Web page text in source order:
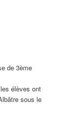
de 3ème
élèves ont
sous le